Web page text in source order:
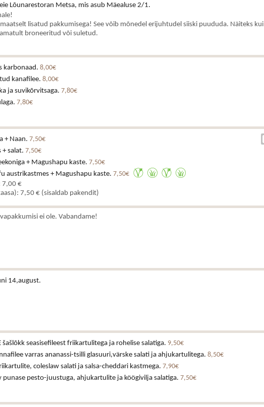
Lõunarestoran Metsa, mis asub Mäealuse 2/1.
lisatud pakkumisega! See võib mõnedel erijuhtudel siiski puududa. Näiteks kui
broneeritud või suletud.
karbonaad. 8,00€
kanafilee. 8,00€
ja suvikõrvitsaga. 7,80€
7,80€
+ Naan. 7,50€
+ salat. 7,50€
+ Magushapu kaste. 7,50€
austrikastmes + Magushapu kaste. 7,50€
7,00 €
7,50 € (sisaldab pakendit)
ei ole. Vabandame!
14,august.
šašlõkk seasisefileest friikartulitega ja rohelise salatiga. 9,50€
varras ananassi-tsilli glasuuri,värske salati ja ahjukartulitega. 8,50€
coleslaw salati ja salsa-cheddari kastmega. 7,90€
punase pesto-juustuga, ahjukartulite ja köögivilja salatiga. 7,50€